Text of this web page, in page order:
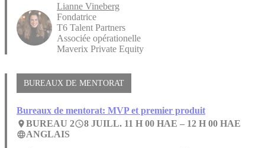
Lianne Vineberg
Fondatrice
T6 Talent Partners
Associée opérationelle
Maverix Private Equity
BUREAUX DE MENTORAT
Bureaux de mentorat: MVP et premier produit
placeBUREAU 2access_time8 JUILL. 11 H 00 HAE – 12 H 00 HAE
languageANGLAIS